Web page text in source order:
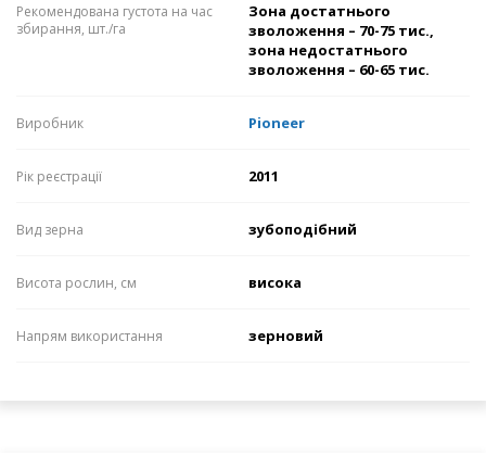
Рекомендована густота на час
збирання, шт./га
Зона достатнього
зволоження – 70-75 тис.,
зона недостатнього
зволоження – 60-65 тис.
Виробник Pioneer
Рік реєстрації 2011
Вид зерна зубоподібний
Висота рослин, см висока
Напрям використання зерновий